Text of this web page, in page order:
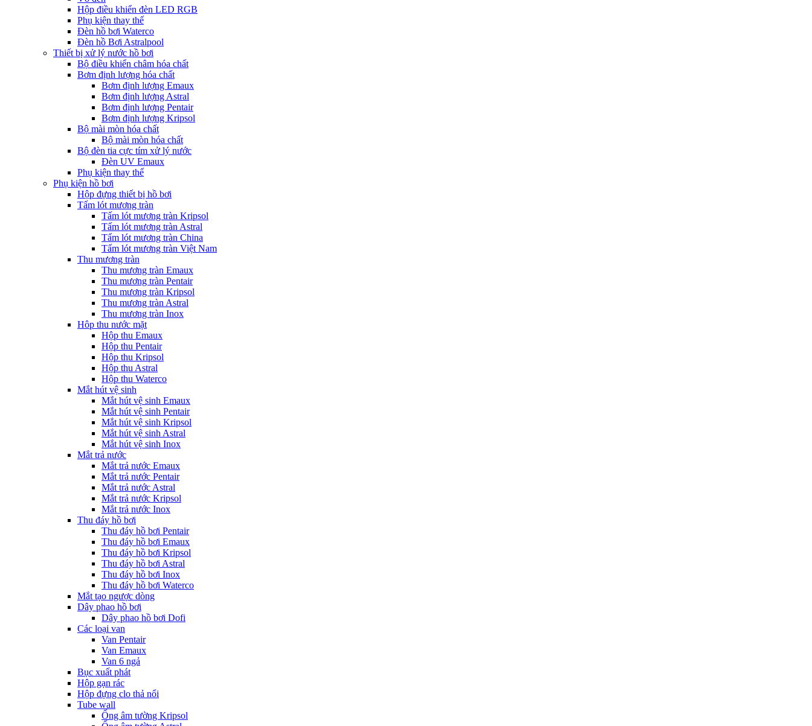
Hộp điều khiển đèn LED RGB
Phụ kiện thay thế
Đèn hồ bơi Waterco
Đèn hồ Bơi Astralpool
Thiết bị xử lý nước hồ bơi
Bộ điều khiển châm hóa chất
Bơm định lượng hóa chất
Bơm định lượng Emaux
Bơm định lượng Astral
Bơm định lượng Pentair
Bơm định lượng Kripsol
Bộ mài mòn hóa chất
Bộ mài mòn hóa chất
Bộ đèn tia cực tím xử lý nước
Đèn UV Emaux
Phụ kiện thay thế
Phụ kiện hồ bơi
Hộp đựng thiết bị hồ bơi
Tấm lót mương tràn
Tấm lót mương tràn Kripsol
Tấm lót mương tràn Astral
Tấm lót mương tràn China
Tấm lót mương tràn Việt Nam
Thu mương tràn
Thu mương tràn Emaux
Thu mương tràn Pentair
Thu mương tràn Kripsol
Thu mương tràn Astral
Thu mương tràn Inox
Hôp thu nước mặt
Hộp thu Emaux
Hộp thu Pentair
Hộp thu Kripsol
Hộp thu Astral
Hộp thu Waterco
Mắt hút vệ sinh
Mắt hút vệ sinh Emaux
Mắt hút vệ sinh Pentair
Mắt hút vệ sinh Kripsol
Mắt hút vệ sinh Astral
Mắt hút vệ sinh Inox
Mắt trả nước
Mắt trả nước Emaux
Mắt trả nước Pentair
Mắt trả nước Astral
Mắt trả nước Kripsol
Mắt trả nước Inox
Thu đáy hồ bơi
Thu đáy hồ bơi Pentair
Thu đáy hồ bơi Emaux
Thu đáy hồ bơi Kripsol
Thu đáy hồ bơi Astral
Thu đáy hồ bơi Inox
Thu đáy hồ bơi Waterco
Mắt tạo ngược dòng
Dây phao hồ bơi
Dây phao hồ bơi Dofi
Các loại van
Van Pentair
Van Emaux
Van 6 ngả
Bục xuất phát
Hộp gạn rác
Hộp đựng clo thả nổi
Tube wall
Ống âm tường Kripsol